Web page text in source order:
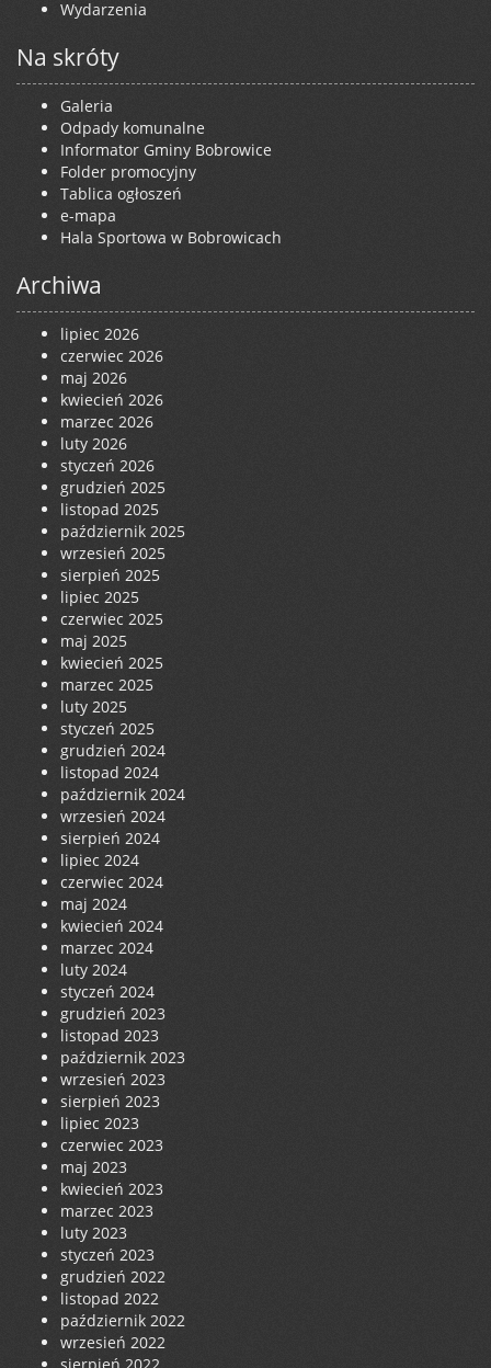
Wydarzenia
Na skróty
Galeria
Odpady komunalne
Informator Gminy Bobrowice
Folder promocyjny
Tablica ogłoszeń
e-mapa
Hala Sportowa w Bobrowicach
Archiwa
lipiec 2026
czerwiec 2026
maj 2026
kwiecień 2026
marzec 2026
luty 2026
styczeń 2026
grudzień 2025
listopad 2025
październik 2025
wrzesień 2025
sierpień 2025
lipiec 2025
czerwiec 2025
maj 2025
kwiecień 2025
marzec 2025
luty 2025
styczeń 2025
grudzień 2024
listopad 2024
październik 2024
wrzesień 2024
sierpień 2024
lipiec 2024
czerwiec 2024
maj 2024
kwiecień 2024
marzec 2024
luty 2024
styczeń 2024
grudzień 2023
listopad 2023
październik 2023
wrzesień 2023
sierpień 2023
lipiec 2023
czerwiec 2023
maj 2023
kwiecień 2023
marzec 2023
luty 2023
styczeń 2023
grudzień 2022
listopad 2022
październik 2022
wrzesień 2022